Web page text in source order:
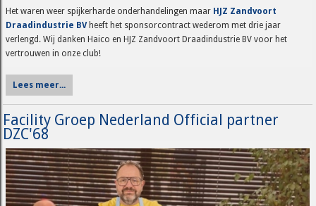
Het waren weer spijkerharde onderhandelingen maar HJZ Zandvoort
Draadindustrie BVheeft het sponsorcontract wederom met drie jaar
verlengd. Wij danken Haico en HJZ Zandvoort Draadindustrie BV voor het
vertrouwen in onze club!
Lees meer...
Facility Groep Nederland Official partner
DZC'68